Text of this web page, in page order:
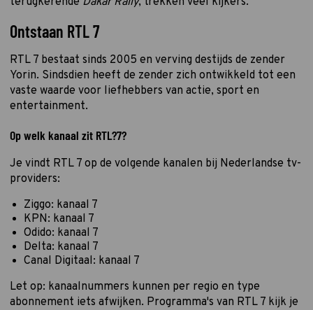
Ontstaan RTL 7
RTL 7 bestaat sinds 2005 en verving destijds de zender
Yorin. Sindsdien heeft de zender zich ontwikkeld tot een
vaste waarde voor liefhebbers van actie, sport en
entertainment.
Op welk kanaal zit RTL?7?
Je vindt RTL 7 op de volgende kanalen bij Nederlandse tv-
providers:
Ziggo: kanaal 7
KPN: kanaal 7
Odido: kanaal 7
Delta: kanaal 7
Canal Digitaal: kanaal 7
Let op: kanaalnummers kunnen per regio en type
abonnement iets afwijken. Programma's van RTL 7 kijk je